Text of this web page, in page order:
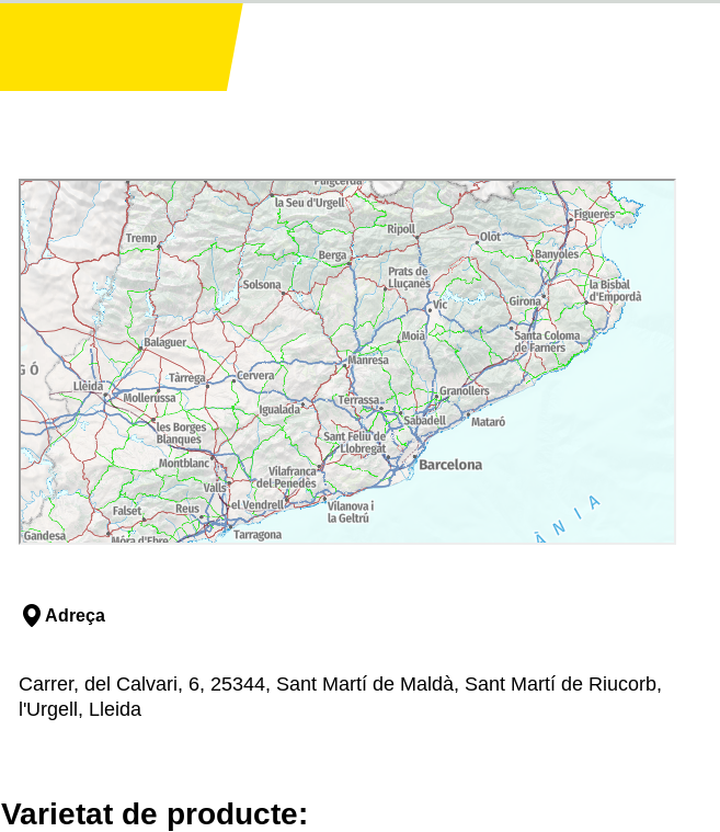
Adreça
Carrer, del Calvari, 6, 25344, Sant Martí de Maldà, Sant Martí de Riucorb,
l'Urgell, Lleida
Varietat de producte: